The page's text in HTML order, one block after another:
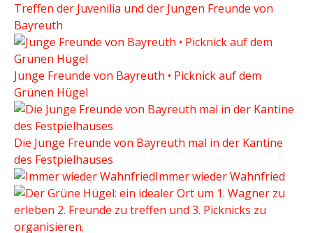
Treffen der Juvenilia und der Jungen Freunde von
Bayreuth
Junge Freunde von Bayreuth • Picknick auf dem
Grünen Hügel
Die Junge Freunde von Bayreuth mal in der Kantine
des Festpielhauses
Immer wieder Wahnfried